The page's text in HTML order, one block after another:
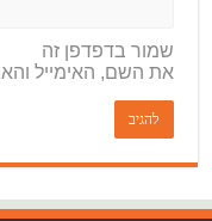
שמור בדפדפן זה
את השם, האימייל